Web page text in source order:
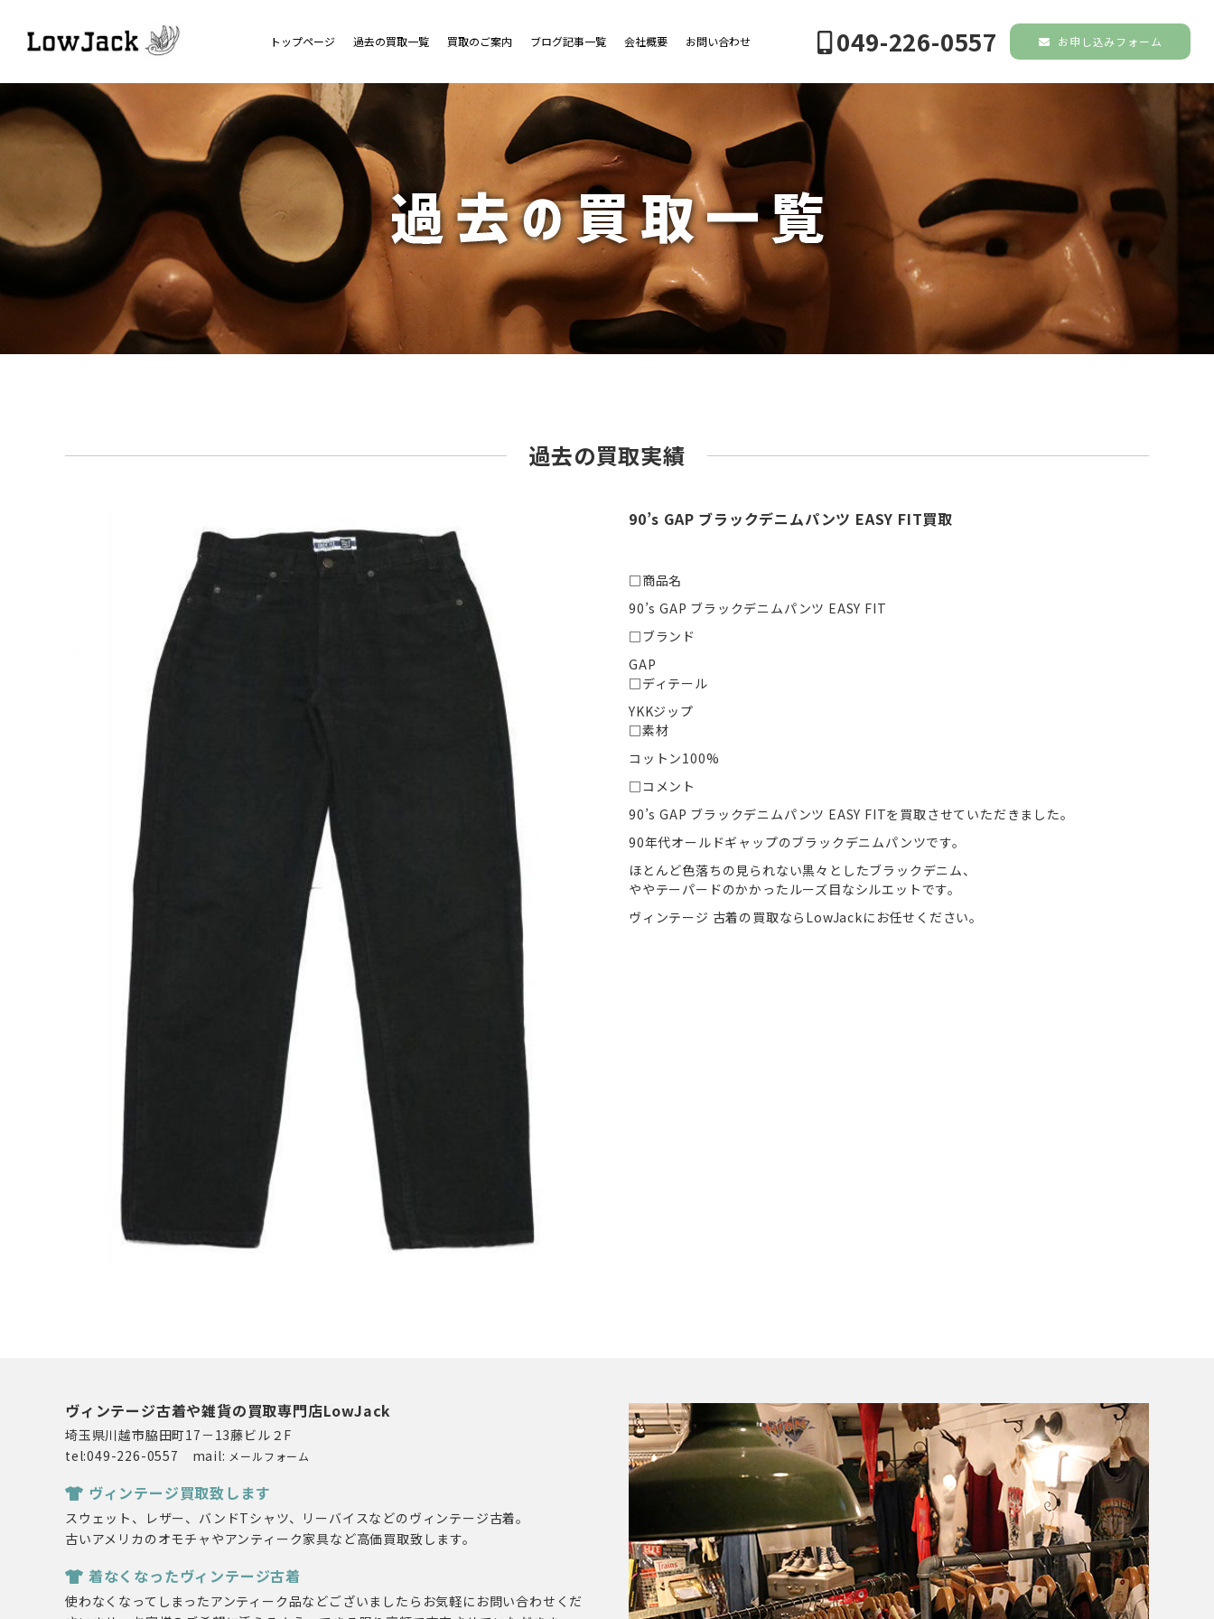
トップページ 過去の買取一覧 買取のご案内 ブログ記事一覧 会社概要 お問い合わせ 049-226-0557 お申し込みフォーム
過去の買取実績
90’s GAP ブラックデニムパンツ EASY FIT買取
□商品名
90’s GAP ブラックデニムパンツ EASY FIT
□ブランド
GAP
□ディテール
YKKジップ
□素材
コットン100%
□コメント
90’s GAP ブラックデニムパンツ EASY FITを買取させていただきました。
90年代オールドギャップのブラックデニムパンツです。
ほとんど色落ちの見られない黒々としたブラックデニム、
ややテーパードのかかったルーズ目なシルエットです。
ヴィンテージ 古着の買取ならLowJackにお任せください。
ヴィンテージ古着や雑貨の買取専門店LowJack
埼玉県川越市脇田町17－13藤ビル２F
tel:049-226-0557 mail: メールフォーム
ヴィンテージ買取致します
スウェット、レザー、バンドTシャツ、リーバイスなどのヴィンテージ古着。
古いアメリカのオモチャやアンティーク家具など高価買取致します。
着なくなったヴィンテージ古着
使わなくなってしまったアンティーク品などございましたらお気軽にお問い合わせくだ